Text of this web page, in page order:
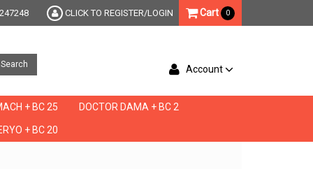
CLICK TO REGISTER/LOGIN Cart 0
Search Account
+ BC 25 DOCTOR DAMA + BC 2
+ BC 20